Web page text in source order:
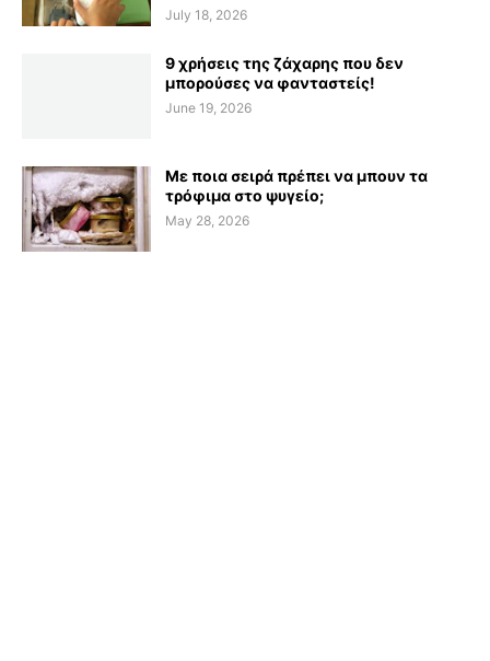
July 18, 2026
9 χρήσεις της ζάχαρης που δεν
μπορούσες να φανταστείς!
June 19, 2026
Με ποια σειρά πρέπει να μπουν τα
τρόφιμα στο ψυγείο;
May 28, 2026